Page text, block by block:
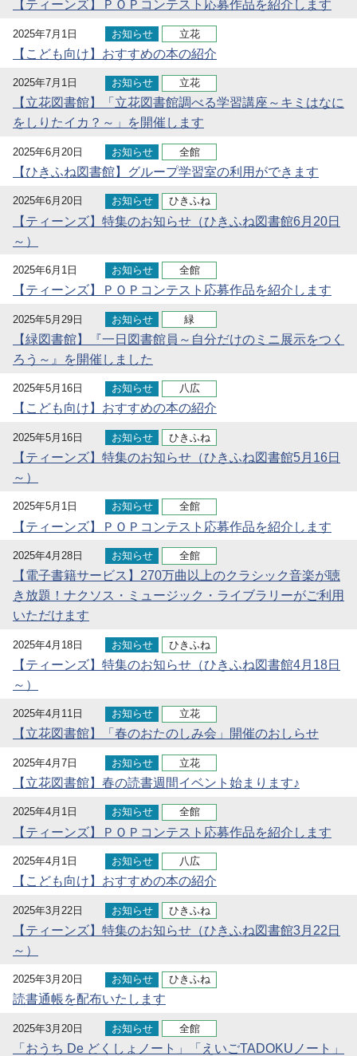
【ティーンズ】ＰＯＰコンテスト応募作品を紹介します
2025年7月1日 お知らせ 立花
【こども向け】おすすめの本の紹介
2025年7月1日 お知らせ 立花
【立花図書館】「立花図書館調べる学習講座～キミはなに
をしりたイカ？～」を開催します
2025年6月20日 お知らせ 全館
【ひきふね図書館】グループ学習室の利用ができます
2025年6月20日 お知らせ ひきふね
【ティーンズ】特集のお知らせ（ひきふね図書館6月20日
～）
2025年6月1日 お知らせ 全館
【ティーンズ】ＰＯＰコンテスト応募作品を紹介します
2025年5月29日 お知らせ 緑
【緑図書館】『一日図書館員～自分だけのミニ展示をつく
ろう～』を開催しました
2025年5月16日 お知らせ 八広
【こども向け】おすすめの本の紹介
2025年5月16日 お知らせ ひきふね
【ティーンズ】特集のお知らせ（ひきふね図書館5月16日
～）
2025年5月1日 お知らせ 全館
【ティーンズ】ＰＯＰコンテスト応募作品を紹介します
2025年4月28日 お知らせ 全館
【電子書籍サービス】270万曲以上のクラシック音楽が聴
き放題！ナクソス・ミュージック・ライブラリーがご利用
いただけます
2025年4月18日 お知らせ ひきふね
【ティーンズ】特集のお知らせ（ひきふね図書館4月18日
～）
2025年4月11日 お知らせ 立花
【立花図書館】「春のおたのしみ会」開催のおしらせ
2025年4月7日 お知らせ 立花
【立花図書館】春の読書週間イベント始まります♪
2025年4月1日 お知らせ 全館
【ティーンズ】ＰＯＰコンテスト応募作品を紹介します
2025年4月1日 お知らせ 八広
【こども向け】おすすめの本の紹介
2025年3月22日 お知らせ ひきふね
【ティーンズ】特集のお知らせ（ひきふね図書館3月22日
～）
2025年3月20日 お知らせ ひきふね
読書通帳を配布いたします
2025年3月20日 お知らせ 全館
「おうち De どくしょノート」「えいごTADOKUノート」